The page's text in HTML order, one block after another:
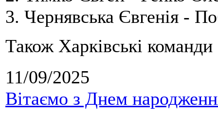
3. Чернявська Євгенія -
Також Харківські
11/09/2025
Вітаємо з Днем